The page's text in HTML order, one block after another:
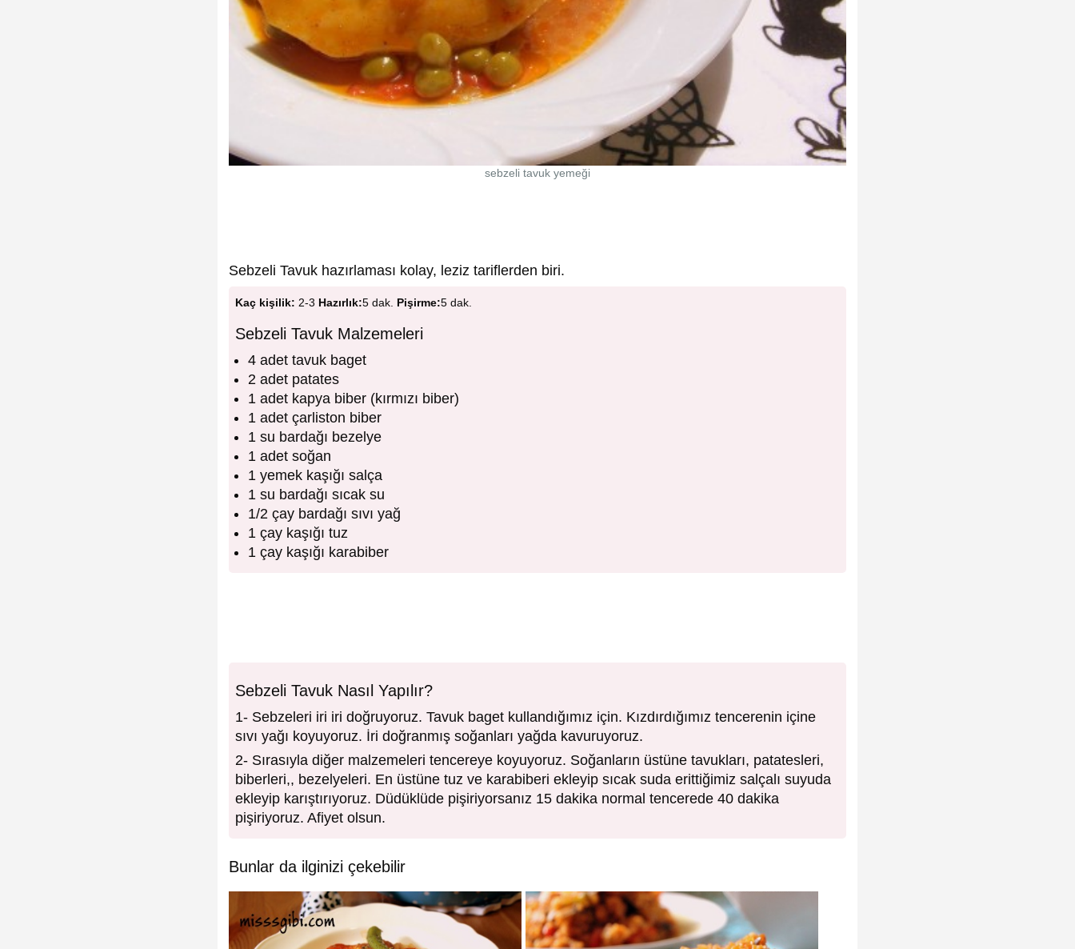
sebzeli tavuk yemeği
Sebzeli Tavuk hazırlaması kolay, leziz tariflerden biri.
Kaç kişilik: 2-3 Hazırlık:5 dak. Pişirme:5 dak.
Sebzeli Tavuk Malzemeleri
4 adet tavuk baget
2 adet patates
1 adet kapya biber (kırmızı biber)
1 adet çarliston biber
1 su bardağı bezelye
1 adet soğan
1 yemek kaşığı salça
1 su bardağı sıcak su
1/2 çay bardağı sıvı yağ
1 çay kaşığı tuz
1 çay kaşığı karabiber
Sebzeli Tavuk Nasıl Yapılır?
1- Sebzeleri iri iri doğruyoruz. Tavuk baget kullandığımız için. Kızdırdığımız tencerenin içine
sıvı yağı koyuyoruz. İri doğranmış soğanları yağda kavuruyoruz.
2- Sırasıyla diğer malzemeleri tencereye koyuyoruz. Soğanların üstüne tavukları, patatesleri,
biberleri,, bezelyeleri. En üstüne tuz ve karabiberi ekleyip sıcak suda erittiğimiz salçalı suyuda
ekleyip karıştırıyoruz. Düdüklüde pişiriyorsanız 15 dakika normal tencerede 40 dakika
pişiriyoruz. Afiyet olsun.
Bunlar da ilginizi çekebilir